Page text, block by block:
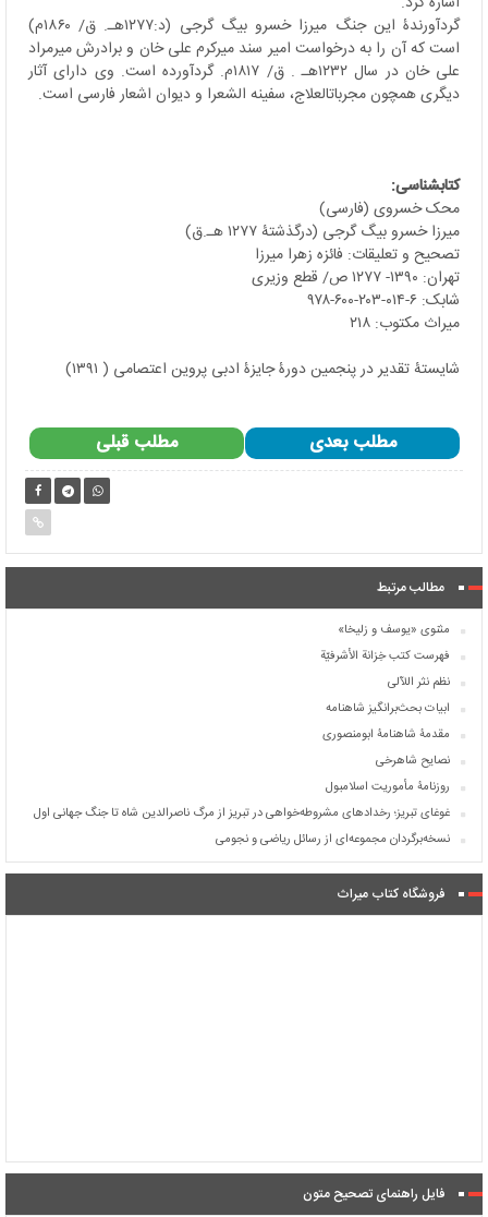
گردآورندۀ این جنگ میرزا خسرو بیگ گرجی (د:۱۲۷۷هـ. ق/ ۱۸۶۰م)
است که آن را به درخواست امیر سند میرکرم علی خان و برادرش میرمراد
علی خان در سال ۱۲۳۲هـ . ق/ ۱۸۱۷م. گردآورده است. وی دارای آثار
دیگری همچون مجربات­العلاج، سفینه الشعرا و دیوان اشعار فارسی است.
کتابشناسی:
محک خسروی (فارسی)
میرزا خسرو بیگ گرجی (درگذشتۀ ۱۲۷۷ هـ.ق)
تصحیح و تعلیقات: فائزه زهرا میرزا
تهران: ۱۳۹۰- ۱۲۷۷ ص/ قطع وزیری
شابک: ۶-۰۱۴-۲۰۳-۶۰۰-۹۷۸
میراث مکتوب: ۲۱۸
شایستۀ تقدیر در پنجمین دورۀ جایزۀ ادبی پروین اعتصامی ( ۱۳۹۱)
مطلب قبلی مطلب بعدی
مطالب مرتبط
مثنوی «یوسف و زلیخا»
فهرست کتب خِزانة الأشرفیّة
نظم نثر اللآلی
ابیات بحث‌برانگیز شاهنامه
مقدمۀ شاهنامۀ ابومنصوری
نصایح شاهرخی
روزنامۀ مأموریت اسلامبول
غوغای تبریز؛ رخدادهای مشروطه‌خواهی در تبریز از مرگ ناصرالدین شاه تا جنگ جهانی اول
نسخه‌برگردان مجموعه‌ای از رسائل ریاضی و نجومی
فروشگاه کتاب میراث
فایل راهنمای تصحیح متون